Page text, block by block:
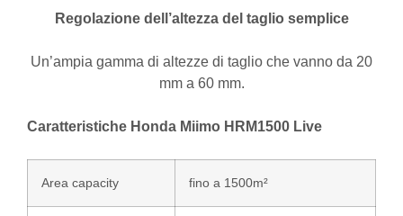
Regolazione dell’altezza del taglio semplice
Un’ampia gamma di altezze di taglio che vanno da 20
mm a 60 mm.
Caratteristiche Honda Miimo HRM1500 Live
Area capacity fino a 1500m²